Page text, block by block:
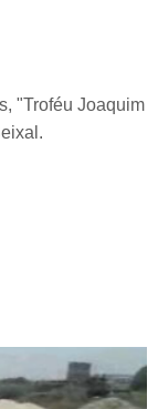
"Troféu Joaquim